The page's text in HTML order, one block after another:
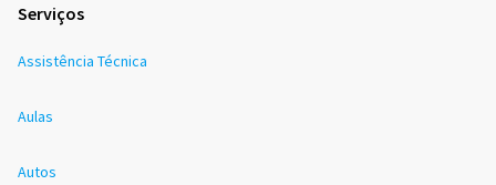
Serviços
Assistência Técnica
Aulas
Autos